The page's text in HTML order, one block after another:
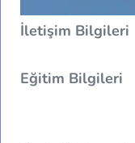
İletişim Bilgileri
Eğitim Bilgileri